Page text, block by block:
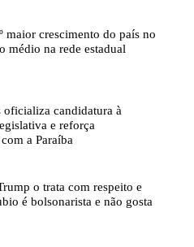
maior crescimento do país no
médio na rede estadual
oficializa candidatura à
e reforça
a Paraíba
o trata com respeito e
é bolsonarista e não gosta